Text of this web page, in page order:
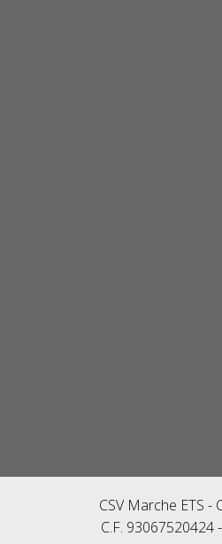
CSV Marche ETS
C.F.